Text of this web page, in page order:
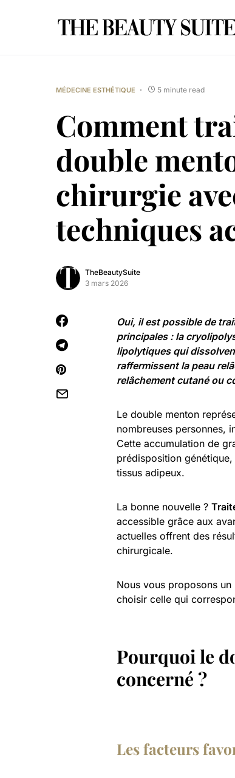
MÉDECINE ESTHÉTIQUE 5 minute read
Comment
double
chirurgie
techniques
TheBeautySuite
3 mars 2026
Oui, il est possible de
principales : la
lipolytiques qui
raffermissent la peau
relâchement cutané ou
Le double menton
nombreuses personnes,
Cette accumulation de
prédisposition
tissus adipeux.
La bonne nouvelle ?
accessible grâce aux
actuelles offrent des
chirurgicale.
Nous vous proposons
choisir celle qui
Pourquoi le
concerné ?
Les facteurs